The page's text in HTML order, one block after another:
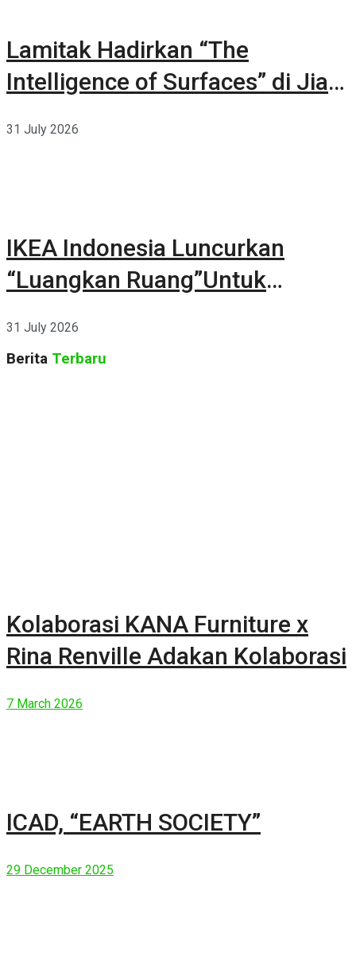
Lamitak Hadirkan “The
Intelligence of Surfaces” di Jia
31 July 2026
IKEA Indonesia Luncurkan
“Luangkan Ruang”Untuk
31 July 2026
Berita Terbaru
Kolaborasi KANA Furniture x
Rina Renville Adakan Kolaborasi
7 March 2026
ICAD, “EARTH SOCIETY”
29 December 2025